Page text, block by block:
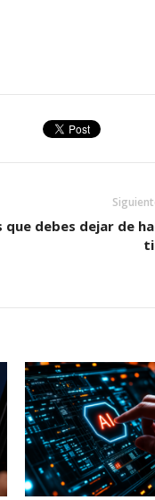
que debes dejar de
ti